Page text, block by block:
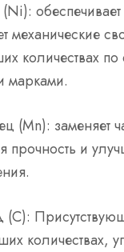
механические
количествах
марками.
(Mn): заменяет
прочность и
(C):
количествах,